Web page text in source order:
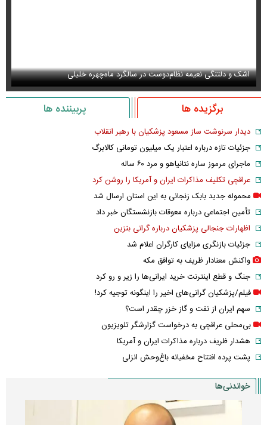
اشک و دلتنگی نعیمه نظام‌دوست در سالگرد ماه‌چهره خلیلی
برگزیده ها پربیننده ها
دیدار سرنوشت ساز مسعود پزشکیان با رهبر انقلاب
جزئیات تازه درباره اعتبار یک میلیون تومانی کالابرگ
ماجرای مرموز ساره نتانیاهو و مرد ۶۰ ساله
عراقچی تکلیف مذاکرات ایران و آمریکا را روشن کرد
محموله جدید بابک زنجانی به این استان ارسال شد
تأمین اجتماعی درباره معوقات بازنشستگان خبر داد
اظهارات جنجالی پزشکیان درباره گرانی بنزین
جزئیات بازنگری مزایای کارگران اعلام شد
واکنش معنادار ظریف به توافق مکه
جنگ و قطع اینترنت خرید ایرانی‌ها را زیر و رو کرد
فیلم/پزشکیان گرانی‌های اخیر را اینگونه توجیه کرد!
سهم ایران از نفت و گاز خزر چقدر است؟
بی‌محلی عراقچی به درخواست گزارشگر تلویزیون
هشدار ظریف درباره مذاکرات ایران و آمریکا
پشت پرده افتتاح مخفیانه باغ‌وحش انزلی
خواندنی‌ها